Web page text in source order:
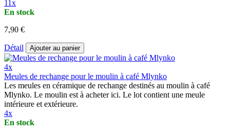
11x
En stock
7,90 €
Détail Ajouter au panier
4x
Meules de rechange pour le moulin à café Mlynko
Les meules en céramique de rechange destinés au moulin à café
Mlynko. Le moulin est à acheter ici. Le lot contient une meule
intérieure et extérieure.
4x
En stock